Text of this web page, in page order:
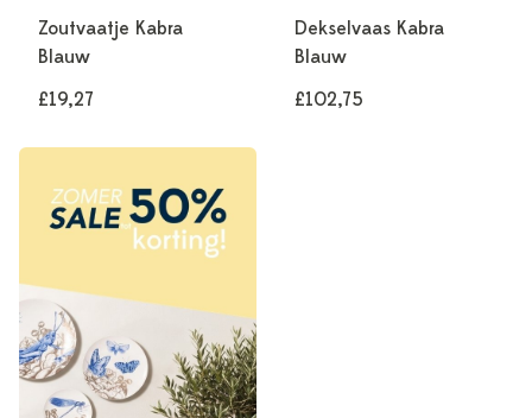
Zoutvaatje Kabra
Blauw
£19,27
Dekselvaas Kabra
Blauw
£102,75